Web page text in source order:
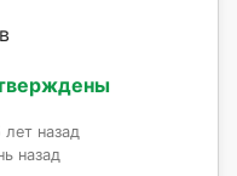
назад
назад